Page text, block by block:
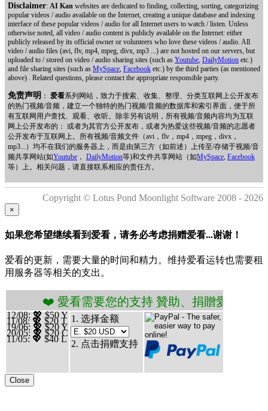
Disclaimer: AI Kan websites are dedicated to finding, collecting, sorting, categorizing
popular videos / audio available on the Internet, creating a unique database and indexing
interface of these popular videos / audio for all Internet users to watch / listen. Unless
otherwise noted, all video / audio content is publicly available on the Internet: either
publicly released by its official owner or volunteers who love these videos / audio. All
video / audio files (avi, flv, mp4, mpeg, divx, mp3 ...) are not hosted on our servers, but
uploaded to / stored on video / audio sharing sites (such as Youtube, DailyMotion etc.)
and file sharing sites (such as MySpace, Facebook etc.) by the third parties (as mentioned
above) . Related questions, please contact the appropriate responsible party.
免责声明 ： 爱看系列网站，致力于搜索、收集、整理、分类互联网上公开发布
的热门视频/音频，建立一个独特的热门视频/音频的数据库和索引界面，便于所
有互联网用户查找、观看、收听。除非另有说明，所有视频/音频内容均为互联
网上公开发布的： 或者为其官方公开发布，或者为热爱这些视频/音频的志愿者
公开发布于互联网上。所有视频/音频文件（avi，flv，mp4，mpeg，divx，
mp3...）均不在我们的服务器上，而是由第三方（如前述）上传至/存储于视频/音
频共享网站(如Youtube ， DailyMotion等)和文件共享网站（如MySpace, Facebook
等）上。相关问题，请直接联系相应的责任方。
Copyright © Lotus Pond Moonlight Software 2008 - 2026
×
如果您希望继续看到爱看，请务必考虑捐赠爱看...谢谢！
爱看的更新，需要大量的时间和精力。维持爱看运转也需要租
用服务器等相关的支出。
需要您的支持 贊助、捐贈愛看 分享、傳播愛看
12/08: 💖 $50 Y
11/08: 💖 $20 T
19/06: 💖 $20 Y
20/05: 💖 $20 C
11/05: 💖 $40 L
1. 选择金额
2. 点击捐赠支持
Close